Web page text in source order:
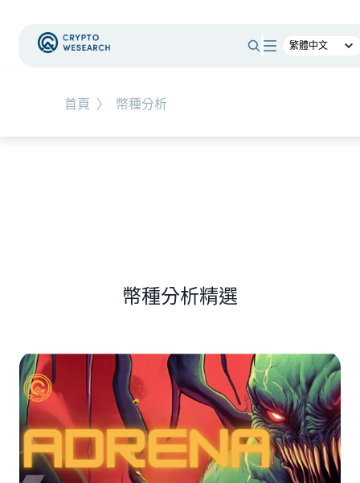
首頁 〉 幣種分析
總體經濟 #Corporate Adoption
幣種分析精選